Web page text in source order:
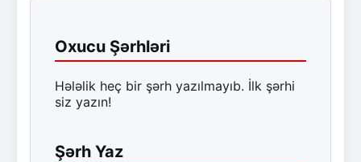
Oxucu Şərhləri
Hələlik heç bir şərh yazılmayıb. İlk şərhi
siz yazın!
Şərh Yaz